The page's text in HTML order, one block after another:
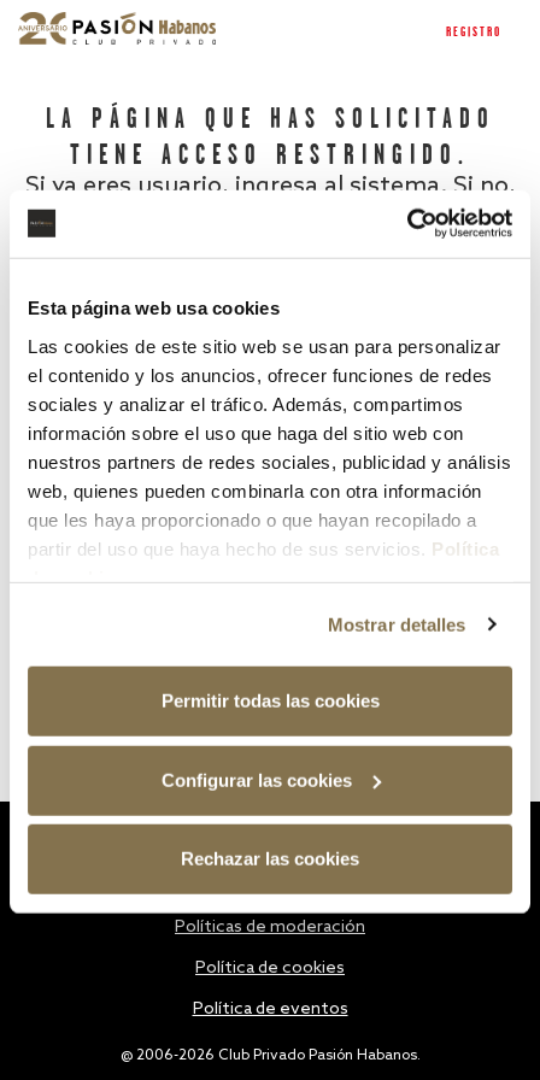
Esta página web usa cookies
Las cookies de este sitio web se usan para personalizar
el contenido y los anuncios, ofrecer funciones de redes
sociales y analizar el tráfico. Además, compartimos
información sobre el uso que haga del sitio web con
nuestros partners de redes sociales, publicidad y análisis
web, quienes pueden combinarla con otra información
que les haya proporcionado o que hayan recopilado a
partir del uso que haya hecho de sus servicios. Política
Mostrar detalles
Permitir todas las cookies
Configurar las cookies
Rechazar las cookies
REGISTRO
LA PÁGINA QUE HAS SOLICITADO
TIENE ACCESO RESTRINGIDO.
Si ya eres usuario, ingresa al sistema. Si no,
¿Has olvidado tu contraseña?
@ 2006-2026 Club Privado Pasión Habanos.
Políticas de moderación
Política de cookies
Política de eventos